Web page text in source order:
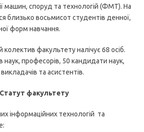
машин, споруд та технологій (ФМТ). На
близько восьмисот студентів денної,
форм навчання.
колектив факультету налічує 68 осіб.
наук, професорів, 50 кандидати наук,
та асистентів.
Статут факультету
інформаційних технологій та